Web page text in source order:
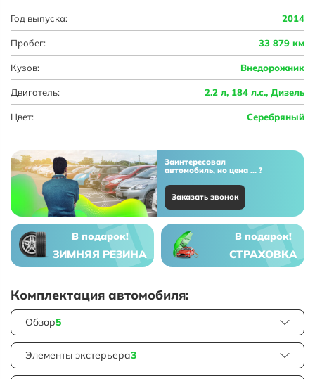
Год выпуска: 2014
Пробег: 33 879 км
Кузов: Внедорожник
Двигатель: 2.2 л, 184 л.с., Дизель
Цвет: Серебряный
Заинтересовал
автомобиль, но цена ... ?
Заказать звонок
В подарок!
ЗИМНЯЯ РЕЗИНА
В подарок!
СТРАХОВКА
Комплектация автомобиля:
Обзор5
Элементы экстерьера3